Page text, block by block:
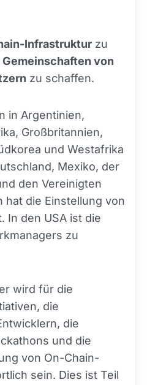
Infrastruktur zu
Gemeinschaften von
zu schaffen.
in Argentinien,
Großbritannien,
und Westafrika
Mexiko, der
den Vereinigten
hat die Einstellung von
In den USA ist die
zu
wird für die
die
die
und die
von On-Chain-
sein. Dies ist Teil